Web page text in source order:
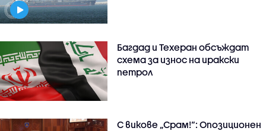
Багдад и Техеран обсъждат
схема за износ на иракски
петрол
С викове „Срам!“: Опозиционен